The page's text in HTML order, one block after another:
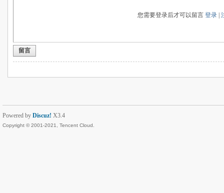
您需要登录后才可以留言登录 |
留言
Powered by Discuz! X3.4
Copyright © 2001-2021, Tencent Cloud.